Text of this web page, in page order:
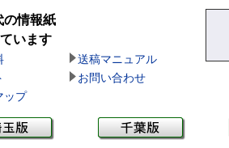
の情報紙
います
送稿マニュアル
お問い合わせ
ップ